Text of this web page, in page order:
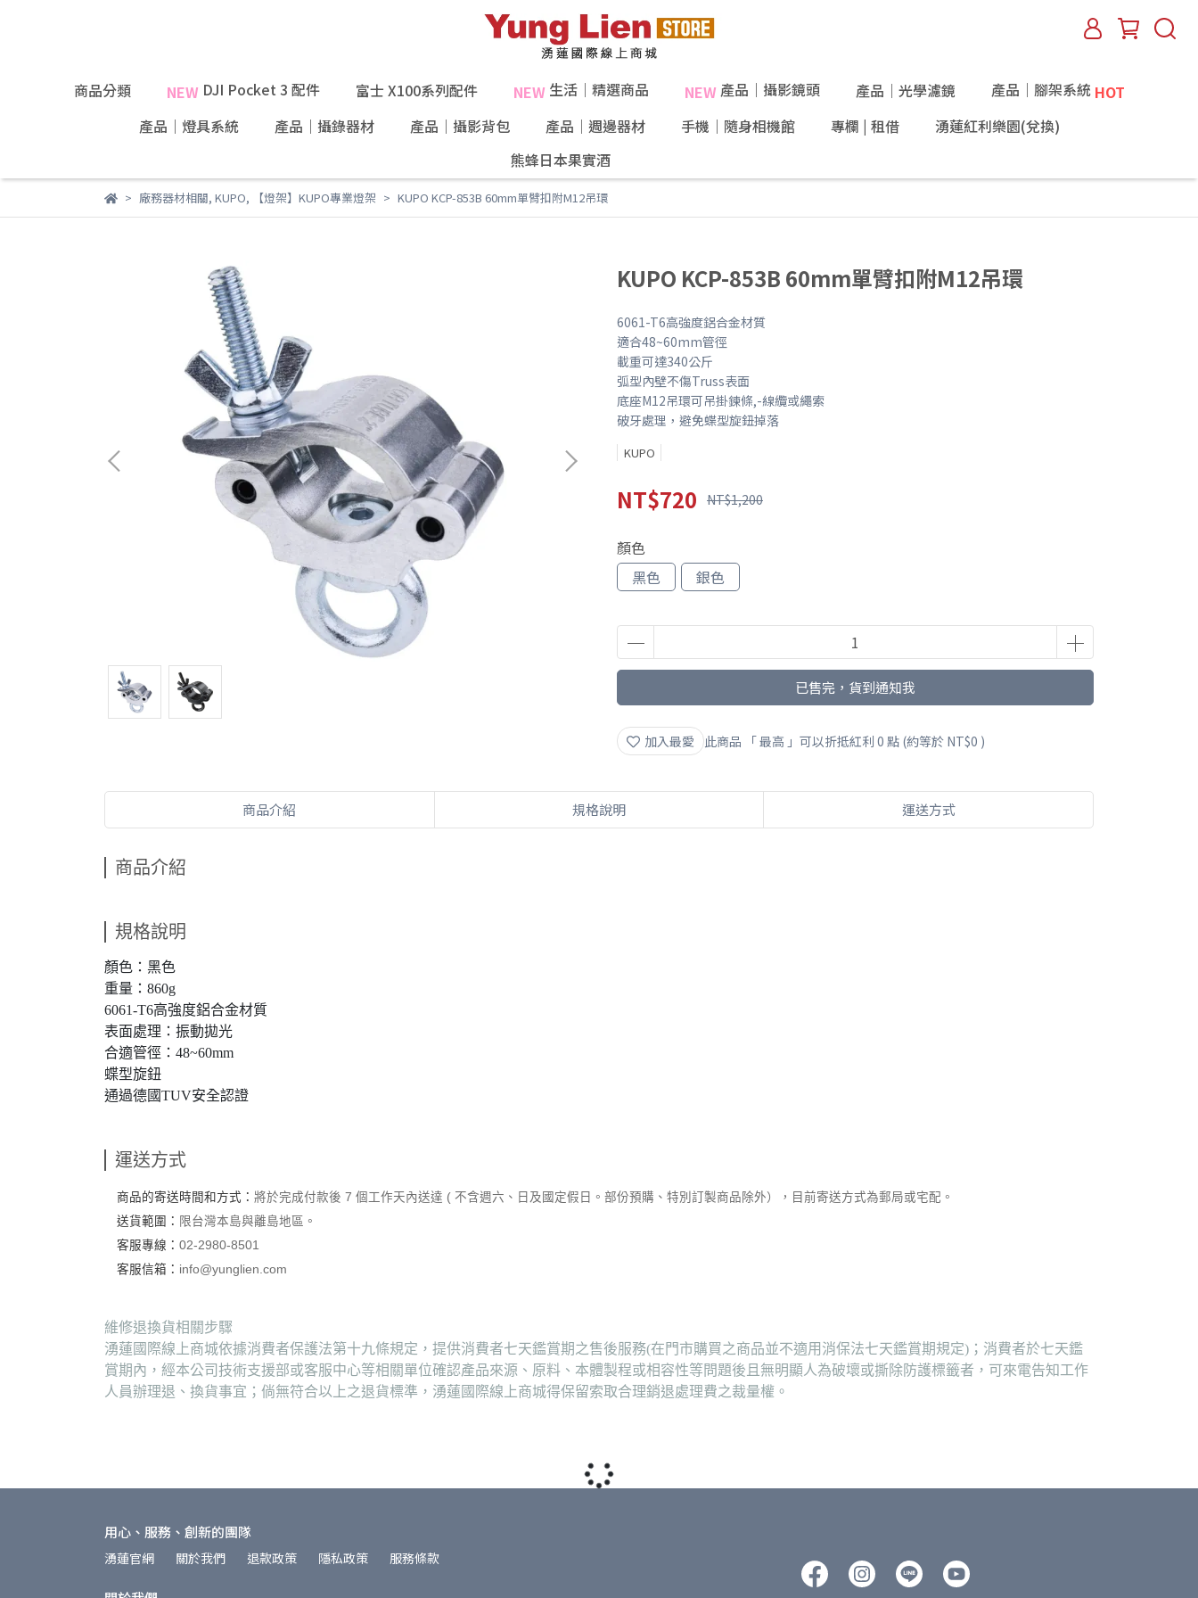
商品分類 NEW DJI Pocket 3 配件 富士 X100系列配件 NEW 生活｜精選商品 NEW 產品｜攝影鏡頭 產品｜光學濾鏡 產品｜腳架系統HOT
產品｜燈具系統
產品｜攝錄器材 產品｜攝影背包 產品｜週邊器材 手機｜隨身相機館 專欄 | 租借
湧蓮紅利樂園(兌換)
熊蜂日本果實酒
廠務器材相關, KUPO, 【燈架】KUPO專業燈架 KUPO KCP-853B 60mm單臂扣附M12吊環
KUPO KCP-853B 60mm單臂扣附M12吊環
6061-T6高強度鋁合金材質
適合48~60mm管徑
載重可達340公斤
弧型內壁不傷Truss表面
底座M12吊環可吊掛鍊條,-線纜或繩索
破牙處理，避免蝶型旋鈕掉落
KUPO
NT$720 NT$1,200
顏色
黑色
銀色
已售完，貨到通知我
加入最愛 此商品 「 最高 」可以折抵紅利 0 點 (約等於 NT$0 )
商品介紹 規格說明 運送方式
商品介紹
規格說明
顏色：黑色
重量：860g
6061-T6高強度鋁合金材質
表面處理：振動拋光
合適管徑：48~60mm
蝶型旋鈕
通過德國TUV安全認證
運送方式
商品的寄送時間和方式： 將於完成付款後 7 個工作天內送達 ( 不含週六、日及國定假日。部份預購、特別訂製商品除外），目前寄送方式為郵局或宅配。
送貨範圍： 限台灣本島與離島地區。
客服專線： 02-2980-8501
客服信箱： info@yunglien.com
維修退換貨相關步驟
湧蓮國際線上商城依據消費者保護法第十九條規定，提供消費者七天鑑賞期之售後服務(在門市購買之商品並不適用消保法七天鑑賞期規定)；消費者於七天鑑
賞期內，經本公司技術支援部或客服中心等相關單位確認產品來源、原料、本體製程或相容性等問題後且無明顯人為破壞或撕除防護標籤者，可來電告知工作
人員辦理退、換貨事宜；倘無符合以上之退貨標準，湧蓮國際線上商城得保留索取合理銷退處理費之裁量權。
用心、服務、創新的團隊
湧蓮官網 關於我們 退款政策 隱私政策 服務條款